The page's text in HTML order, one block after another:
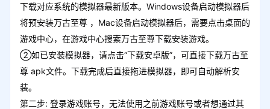
下载对应系统的模拟器最新版本。Windows设备启动模拟器后
将预安装万古至尊 ，Mac设备启动模拟器后，需要点击桌面的
游戏中心，在游戏中心搜索万古至尊下载安装游戏。
②如已安装模拟器，请点击“下载安卓版”，可直接下载万古至
尊 apk文件。下载完成后直接拖进模拟器，即可自动解析安
装。
第二步: 登录游戏账号，无法使用之前游戏账号或者想通过其